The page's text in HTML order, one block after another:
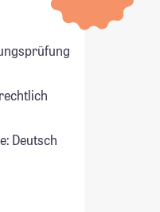
Deutsch